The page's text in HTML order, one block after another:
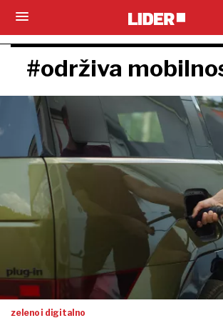
#održiva
zeleno i digitalno